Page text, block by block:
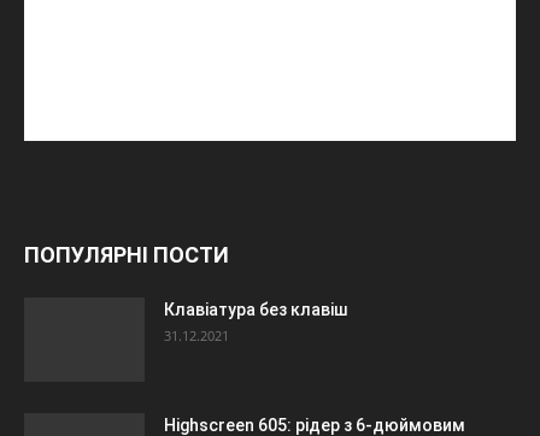
ПОПУЛЯРНІ ПОСТИ
Клавіатура без клавіш
31.12.2021
Highscreen 605: рідер з 6-дюймовим